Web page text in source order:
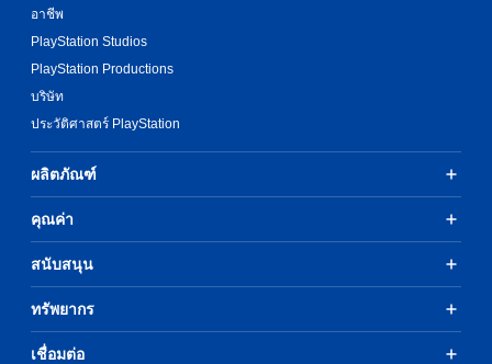
อาชีพ
PlayStation Studios
PlayStation Productions
บริษัท
ประวัติศาสตร์ PlayStation
ผลิตภัณฑ์
คุณค่า
สนับสนุน
ทรัพยากร
เชื่อมต่อ